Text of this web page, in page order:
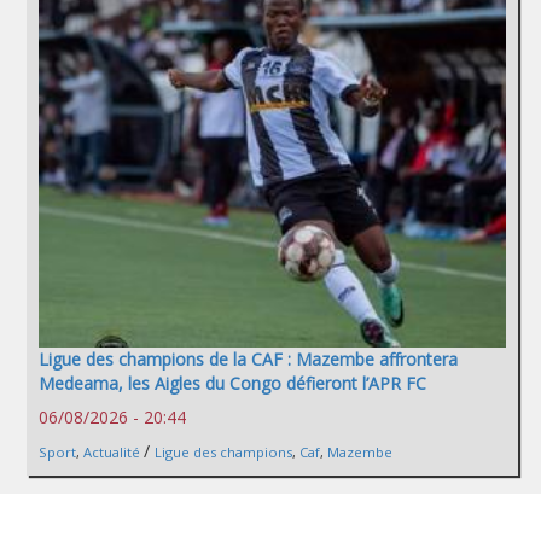
Ligue des champions de la CAF : Mazembe affrontera
Medeama, les Aigles du Congo défieront l’APR FC
06/08/2026 - 20:44
Sport, Actualité / Ligue des champions, Caf, Mazembe